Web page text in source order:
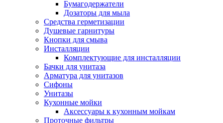
Бумагодержатели
Дозаторы для мыла
Средства герметизации
Душевые гарнитуры
Кнопки для смыва
Инсталляции
Комплектующие для инсталляции
Бачки для унитаза
Арматура для унитазов
Сифоны
Унитазы
Кухонные мойки
Аксессуары к кухонным мойкам
Проточные фильтры